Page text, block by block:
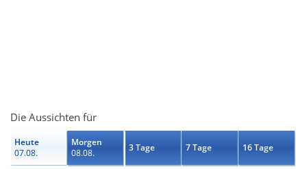
Die Aussichten für
Heute
07.08.
Morgen
08.08.
3 Tage 7 Tage 16 Tage